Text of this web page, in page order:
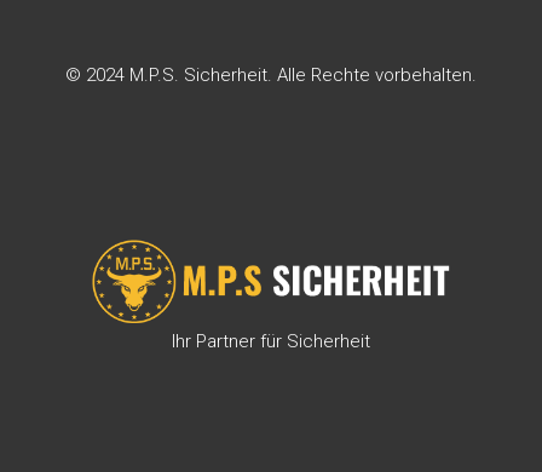
© 2024 M.P.S. Sicherheit. Alle Rechte vorbehalten.
Ihr Partner für Sicherheit